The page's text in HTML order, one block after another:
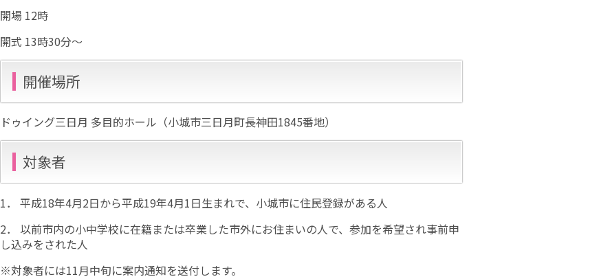
開場 12時
開式 13時30分〜
開催場所
ドゥイング三日月 多目的ホール（小城市三日月町長神田1845番地）
対象者
1． 平成18年4月2日から平成19年4月1日生まれで、小城市に住民登録がある人
2． 以前市内の小中学校に在籍または卒業した市外にお住まいの人で、参加を希望され事前申
し込みをされた人
※対象者には11月中旬に案内通知を送付します。